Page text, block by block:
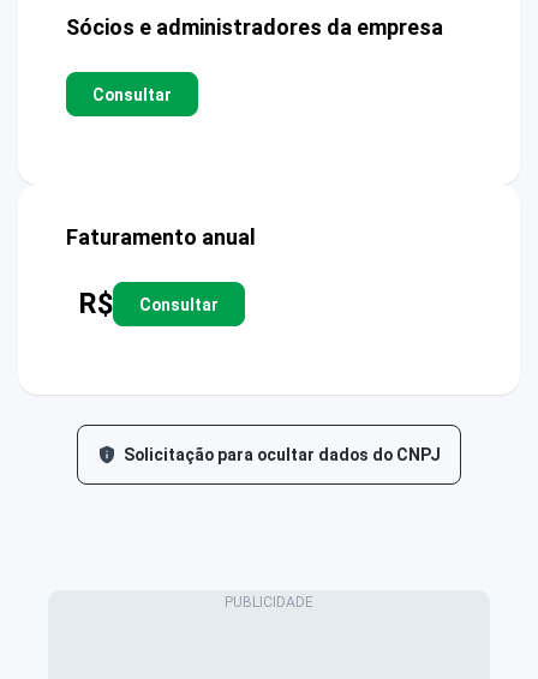
Sócios e administradores da empresa
Consultar
Faturamento anual
R$ Consultar
Solicitação para ocultar dados do CNPJ